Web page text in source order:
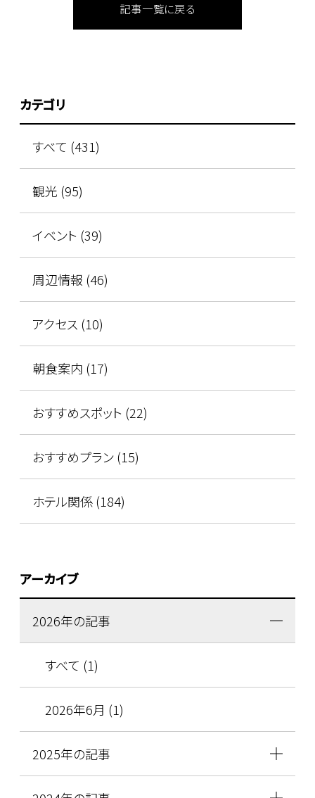
記事一覧に戻る
カテゴリ
すべて (431)
観光 (95)
イベント (39)
周辺情報 (46)
アクセス (10)
朝食案内 (17)
おすすめスポット (22)
おすすめプラン (15)
ホテル関係 (184)
アーカイブ
2026年の記事
すべて (1)
2026年6月 (1)
2025年の記事